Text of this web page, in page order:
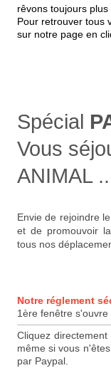
rêvons toujours
Pour retrouver tous
sur notre page en
Spécial
Vous
ANIMAL
Envie de rejoindre le
et de promouvoir
tous nos
Notre réglement
1ère fenêtre s'ouvre
Cliquez
même si vous
par Paypal.